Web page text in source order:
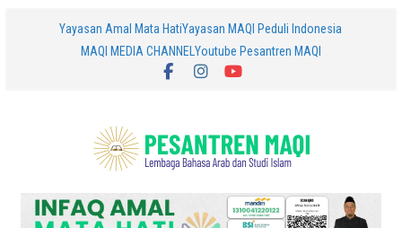
Yayasan Amal Mata HatiYayasan MAQI Peduli Indonesia
MAQI MEDIA CHANNEL Youtube Pesantren MAQI